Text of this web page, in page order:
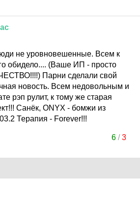
не уровновешенные. Всем к
обидело.... (Ваше ИП - просто
Парни сделали свой
новость. Всем недовольным и
рэп рулит, к тому же старая
Санёк, ONYX - бомжи из
Терапия - Forever!!!
6/3